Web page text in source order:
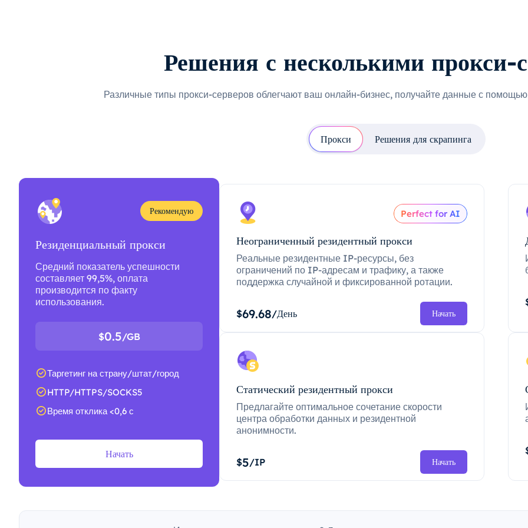
Решения с несколькими прокси-
Различные типы прокси-серверов облегчают ваш онлайн-бизнес, получайте данные с
Прокси Решения для скрапинга
Рекомендую
Резиденциальный прокси
Средний показатель успешности
составляет 99,5%, оплата
производится по факту
использования.
$0.5/GB
Таргетинг на страну/штат/город
HTTP/HTTPS/SOCKS5
Время отклика <0,6 с
Начать
Perfect for AI
Неограниченный резидентный прокси
Реальные резидентные IP-ресурсы, без
ограничений по IP-адресам и трафику, а также
поддержка случайной и фиксированной ротации.
$69.68/День Начать
Статический резидентный прокси
Предлагайте оптимальное сочетание скорости
центра обработки данных и резидентной
анонимности.
$5/IP Начать